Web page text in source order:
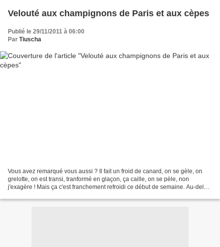
Velouté aux champignons de Paris et aux cèpes
Publié le 29/11/2011 à 06:00
Par Tiuscha
Vous avez remarqué vous aussi ? Il fait un froid de canard, on se gèle, on
grelotte, on est transi, tranformé en glaçon, ça caille, on se pèle, non
j'exagère ! Mais ça c'est franchement refroidi ce début de semaine. Au-delà